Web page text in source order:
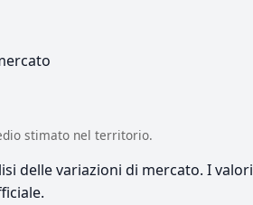
stimato nel territorio.
delle variazioni di mercato. I valori